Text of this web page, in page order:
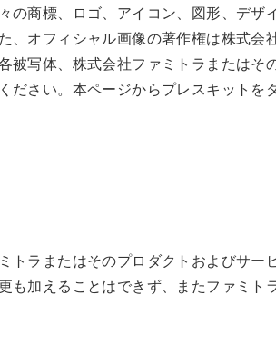
の商標、ロゴ、アイコン、図形、デザ
、オフィシャル画像の著作権は株式会
被写体、株式会社ファミトラまたはそ
ださい。本ページからプレスキットを
トラまたはそのプロダクトおよびサー
も加えることはできず、またファミト